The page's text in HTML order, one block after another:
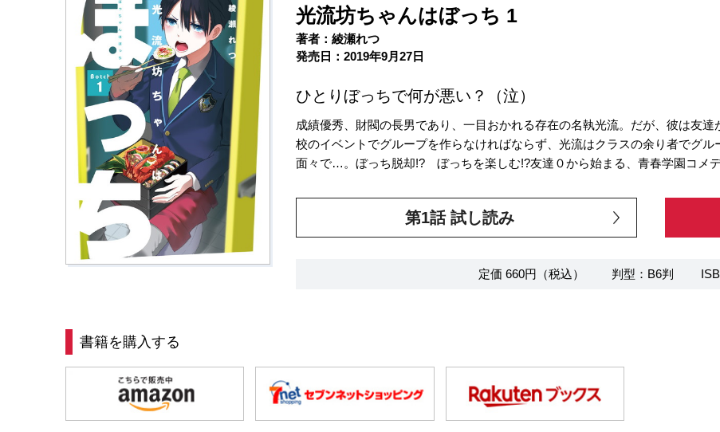
光流坊ちゃんはぼっち 1
著者：綾瀬れつ
発売日：2019年9月27日
ひとりぼっちで何が悪い？（泣）
成績優秀、財閥の長男であり、一目おかれる存在の名執光流。だが、彼は友
校のイベントでグループを作らなければならず、光流はクラスの余り者でグ
面々で…。ぼっち脱却!? ぼっちを楽しむ!?友達０から始まる、青春学園コメデ
第1話 試し読み
定価 660円（税込） 判型：B6判
書籍を購入する